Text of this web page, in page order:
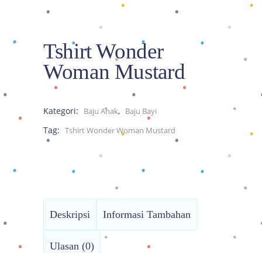
Tshirt Wonder
Woman Mustard
Kategori: Baju Anak, Baju Bayi
Tag: Tshirt Wonder Woman Mustard
Deskripsi Informasi Tambahan
Ulasan (0)